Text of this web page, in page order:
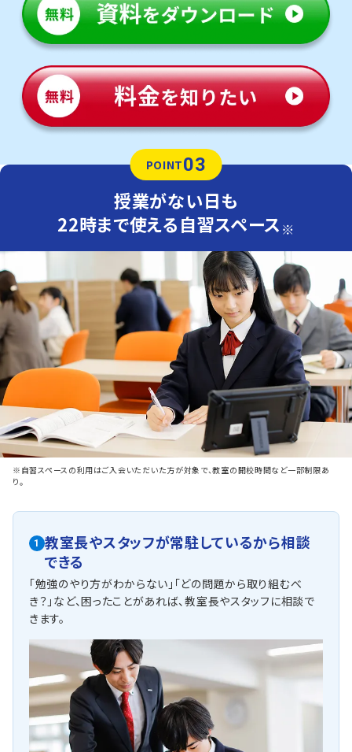
POINT03
授業がない日も
22時まで使える自習スペース ※
※自習スペースの利用はご入会いただいた方が対象で、教室の開校時間など一部制限あ
り。
1
教室長やスタッフが常駐しているから相談
できる
「勉強のやり方がわからない」「どの問題から取り組むべ
き？」など、困ったことがあれば、教室長やスタッフに相談で
きます。